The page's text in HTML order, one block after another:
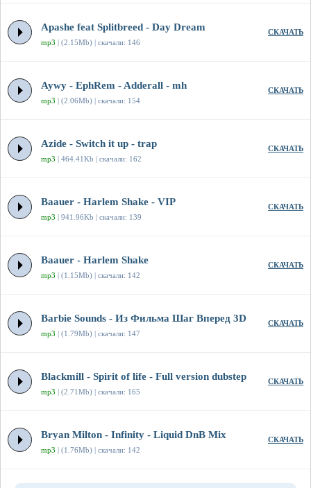
Apashe feat Splitbreed - Day Dream
mp3 | (2.15Mb) | скачали: 146
СКАЧАТЬ
Aywy - EphRem - Adderall - mh
mp3 | (2.06Mb) | скачали: 154
СКАЧАТЬ
Azide - Switch it up - trap
mp3 | 464.41Kb | скачали: 162
СКАЧАТЬ
Baauer - Harlem Shake - VIP
mp3 | 941.96Kb | скачали: 139
СКАЧАТЬ
Baauer - Harlem Shake
mp3 | (1.15Mb) | скачали: 142
СКАЧАТЬ
Barbie Sounds - Из Фильма Шаг Вперед 3D
mp3 | (1.79Mb) | скачали: 147
СКАЧАТЬ
Blackmill - Spirit of life - Full version dubstep
mp3 | (2.71Mb) | скачали: 165
СКАЧАТЬ
Bryan Milton - Infinity - Liquid DnB Mix
mp3 | (1.76Mb) | скачали: 142
СКАЧАТЬ